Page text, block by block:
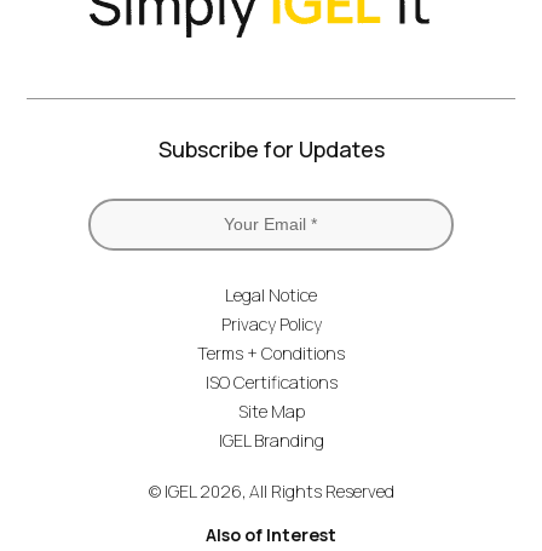
Subscribe for Updates
Legal Notice
Privacy Policy
Terms + Conditions
ISO Certifications
Site Map
IGEL Branding
© IGEL 2026, All Rights Reserved
Also of Interest